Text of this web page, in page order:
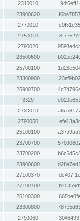
2310010
23900620
2770010
2750010
2790020
23500600
25700100
23300900
25900700
3329
2730010
2790050
25100100
23700700
23700200
23900600
27100370
27100700
25100300
23300800
2790060